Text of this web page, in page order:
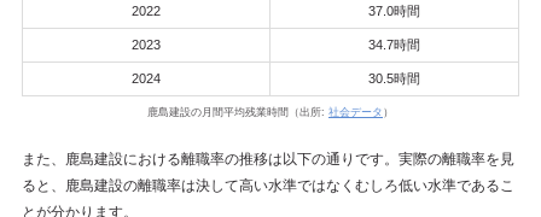
2022 37.0時間
2023 34.7時間
2024 30.5時間
鹿島建設の月間平均残業時間（出所: 社会データ ）
また、鹿島建設における離職率の推移は以下の通りです。実際の離職率を見
ると、鹿島建設の離職率は決して高い水準ではなくむしろ低い水準であるこ
とが分かります。